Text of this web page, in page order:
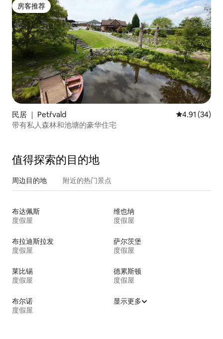
房客推荐
房客推荐
民居 ｜ Petřvald 平均评分
4.91 (34)
带有私人森林和池塘的豪华住宅
值得探索的目的地
周边目的地 附近的热门景点
布达佩斯
度假屋
维也纳
度假屋
布拉迪斯拉发
度假屋
萨尔茨堡
度假屋
莱比锡
度假屋
德累斯顿
度假屋
布尔诺
度假屋
显示更多